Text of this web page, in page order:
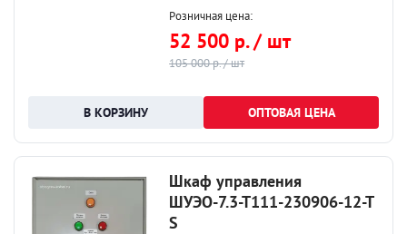
Розничная цена:
52 500 р. / шт
105 000 р. / шт
ОПТОВАЯ ЦЕНА
Шкаф управления
ШУЭО-7.3-Т111-230906-12-Т
S